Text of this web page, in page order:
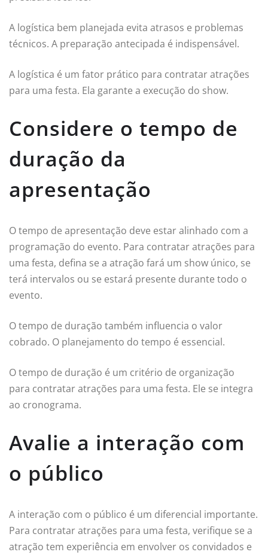
A logística bem planejada evita atrasos e problemas
técnicos. A preparação antecipada é indispensável.
A logística é um fator prático para contratar atrações
para uma festa. Ela garante a execução do show.
Considere o tempo de
duração da
apresentação
O tempo de apresentação deve estar alinhado com a
programação do evento. Para contratar atrações para
uma festa, defina se a atração fará um show único, se
terá intervalos ou se estará presente durante todo o
evento.
O tempo de duração também influencia o valor
cobrado. O planejamento do tempo é essencial.
O tempo de duração é um critério de organização
para contratar atrações para uma festa. Ele se integra
ao cronograma.
Avalie a interação com
o público
A interação com o público é um diferencial importante.
Para contratar atrações para uma festa, verifique se a
atração tem experiência em envolver os convidados e